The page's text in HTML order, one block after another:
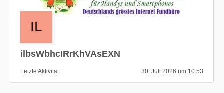
ilbsWbhcIRrKhVAsEXN
Letzte Aktivität 30. Juli 2026 um 10:53